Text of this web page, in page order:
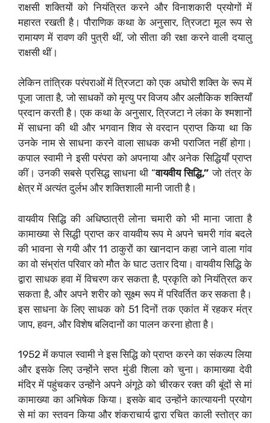
राक्षसी शक्तियों को नियंत्रित करने और विनाशकारी प्रयोगों में
महारत रखती है। पौराणिक कथा के अनुसार, त्रिजटा मूल रूप से
रामायण में रावण की पुत्री थीं, जो सीता की रक्षा करने वाली दयालु
राक्षसी थीं।
लेकिन तांत्रिक परंपराओं में त्रिजटा को एक अघोरी शक्ति के रूप में
पूजा जाता है, जो साधकों को मृत्यु पर विजय और अलौकिक शक्तियाँ
प्रदान करती है। एक कथा के अनुसार, त्रिजटा ने लंका के श्मशानों
में साधना की थी और भगवान शिव से वरदान प्राप्त किया था कि
उनके नाम से साधना करने वाला साधक कभी पराजित नहीं होगा।
कपाल स्वामी ने इसी परंपरा को अपनाया और अनेक सिद्धियाँ प्राप्त
कीं। उनकी सबसे प्रसिद्ध साधना थी “वायवीय सिद्धि,” जो तंत्र के
क्षेत्र में अत्यंत दुर्लभ और शक्तिशाली मानी जाती है।
वायवीय सिद्धि की अधिष्ठात्री लोना चमारी को भी माना जाता है
कामाख्या से सिद्धी प्राप्त कर वायवीय रूप मे अपने चमरी गांव बदले
की भावना से गयी और 11 ठाकुरों का खानदान कहा जाने वाला गांव
का वो संभ्रांत परिवार को मौत के घाट उतार दिया। वायवीय सिद्धि के
द्वारा साधक हवा में विचरण कर सकता है, प्रकृति को नियंत्रित कर
सकता है, और अपने शरीर को सूक्ष्म रूप में परिवर्तित कर सकता है।
इस साधना के लिए साधक को 51 दिनों तक एकांत में रहकर मंत्र
जाप, हवन, और विशेष बलिदानों का पालन करना होता है।
1952 में कपाल स्वामी ने इस सिद्धि को प्राप्त करने का संकल्प लिया
और इसके लिए उन्होंने सप्त मुंडी शिला को चुना। कामाख्या देवी
मंदिर में पहुंचकर उन्होंने अपने अंगूठे को चीरकर रक्त की बूंदों से मां
कामाख्या का अभिषेक किया। इसके बाद उन्होंने कात्यायनी प्रयोग
से मां का स्तवन किया और शंकराचार्य द्वारा रचित काली स्तोत्र का